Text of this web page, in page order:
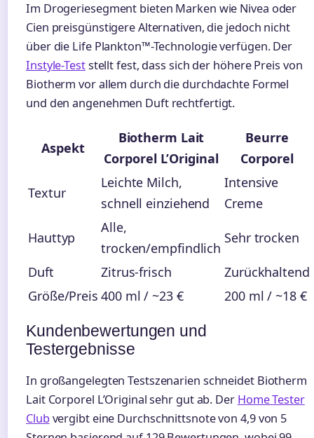
Im Drogeriesegment bieten Marken wie Nivea oder
Cien preisgünstigere Alternativen, die jedoch nicht
über die Life Plankton™-Technologie verfügen. Der
Instyle-Teststellt fest, dass sich der höhere Preis von
Biotherm vor allem durch die durchdachte Formel
und den angenehmen Duft rechtfertigt.
Aspekt
Biotherm Lait
Corporel L’Original
Beurre
Corporel
Textur
Leichte Milch,
schnell einziehend
Intensive
Creme
Hauttyp
Alle,
trocken/empfindlich
Sehr trocken
Duft Zitrus-frisch
Zurückhaltend
Größe/Preis 400 ml / ~23 € 200 ml / ~18 €
Kundenbewertungen und
Testergebnisse
In großangelegten Testszenarien schneidet Biotherm
Lait Corporel L’Original sehr gut ab. Der Home Tester
Clubvergibt eine Durchschnittsnote von 4,9 von 5